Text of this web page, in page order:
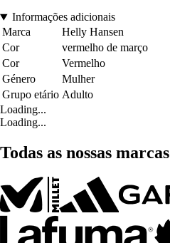
Informações adicionais
Marca
Helly Hansen
Cor
vermelho de março
Cor
Vermelho
Género
Mulher
Grupo etário Adulto
Loading...
Loading...
Todas as nossas marcas